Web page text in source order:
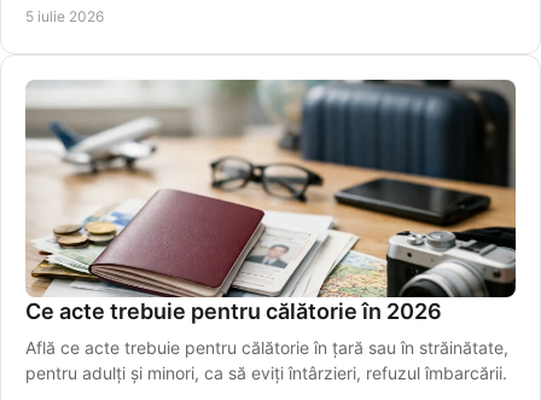
5 iulie 2026
Ce acte trebuie pentru călătorie în 2026
Află ce acte trebuie pentru călătorie în țară sau în străinătate,
pentru adulți și minori, ca să eviți întârzieri, refuzul îmbarcării.